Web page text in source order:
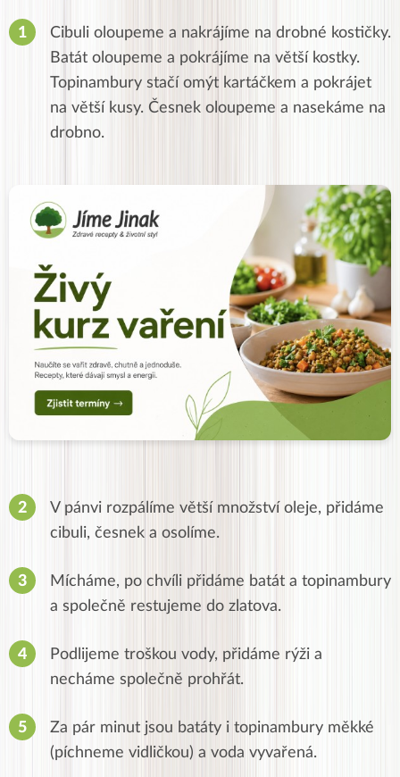
Cibuli oloupeme a nakrájíme na drobné kostičky.
Batát oloupeme a pokrájíme na větší kostky.
Topinambury stačí omýt kartáčkem a pokrájet
na větší kusy. Česnek oloupeme a nasekáme na
drobno.
V pánvi rozpálíme větší množství oleje, přidáme
cibuli, česnek a osolíme.
Mícháme, po chvíli přidáme batát a topinambury
a společně restujeme do zlatova.
Podlijeme troškou vody, přidáme rýži a
necháme společně prohřát.
Za pár minut jsou batáty i topinambury měkké
(píchneme vidličkou) a voda vyvařená.